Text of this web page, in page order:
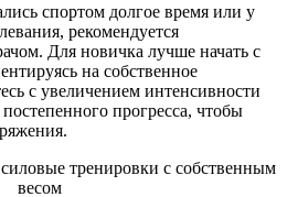
спортом долгое время или у
рекомендуется
Для новичка лучше начать с
на собственное
с увеличением интенсивности
прогресса, чтобы